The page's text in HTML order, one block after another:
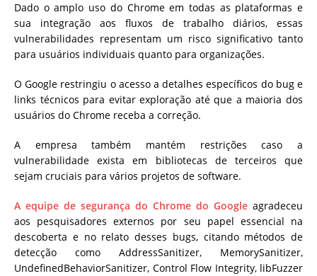
Dado o amplo uso do Chrome em todas as plataformas e
sua integração aos fluxos de trabalho diários, essas
vulnerabilidades representam um risco significativo tanto
para usuários individuais quanto para organizações.
O Google restringiu o acesso a detalhes específicos do bug e
links técnicos para evitar exploração até que a maioria dos
usuários do Chrome receba a correção.
A empresa também mantém restrições caso a
vulnerabilidade exista em bibliotecas de terceiros que
sejam cruciais para vários projetos de software.
A equipe de segurança do Chrome do Google agradeceu
aos pesquisadores externos por seu papel essencial na
descoberta e no relato desses bugs, citando métodos de
detecção como AddressSanitizer, MemorySanitizer,
UndefinedBehaviorSanitizer, Control Flow Integrity, libFuzzer